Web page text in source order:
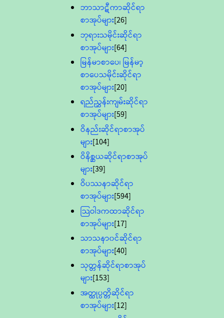
ဘာသာဋီကာဆိုင်ရာ
စာအုပ်များ[26]
ဘုရားသမိုင်းဆိုင်ရာ
စာအုပ်များ[64]
မြန်မာစာပေ၊ မြန်မာ့
စာပေသမိုင်းဆိုင်ရာ
စာအုပ်များ[20]
ရည်ညွှန်းကျမ်းဆိုင်ရာ
စာအုပ်များ[59]
ဝိနည်းဆိုင်ရာစာအုပ်
များ[104]
ဝိနိစ္ဆယဆိုင်ရာစာအုပ်
များ[39]
ဝိပဿနာဆိုင်ရာ
စာအုပ်များ[594]
သြဝါဒကထာဆိုင်ရာ
စာအုပ်များ[17]
သာသနာ၀င်ဆိုင်ရာ
စာအုပ်များ[40]
သုတ္တန်ဆိုင်ရာစာအုပ်
များ[153]
အတ္ထုပ္ပတ္တိဆိုင်ရာ
စာအုပ်များ[12]